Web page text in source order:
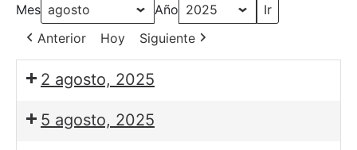
Mes
Año
Anterior
Hoy Siguiente
2 agosto, 2025
5 agosto, 2025